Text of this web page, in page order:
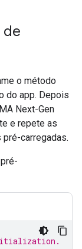
de
o método
do app. Depois
Next-Gen
e repete as
carregadas.